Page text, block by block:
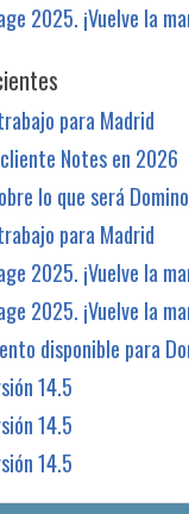
2025. ¡Vuelve la
para Madrid
Notes en 2026
lo que será
para Madrid
2025. ¡Vuelve la
2025. ¡Vuelve la
disponible para
14.5
14.5
14.5